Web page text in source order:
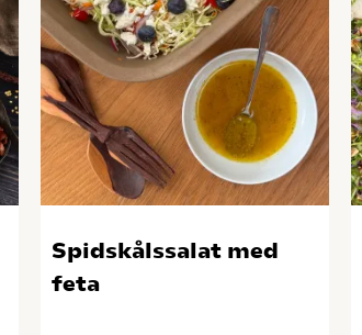
Spidskålssalat med
feta